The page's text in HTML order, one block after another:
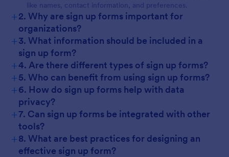
like names, contact information, and preferences.
+2. Why are sign up forms important for
organizations?
+3. What information should be included in a
sign up form?
+4. Are there different types of sign up forms?
+5. Who can benefit from using sign up forms?
+6. How do sign up forms help with data
privacy?
+7. Can sign up forms be integrated with other
tools?
+8. What are best practices for designing an
effective sign up form?